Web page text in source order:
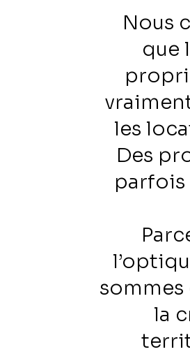
Nous
que
les
Des
parfois
la